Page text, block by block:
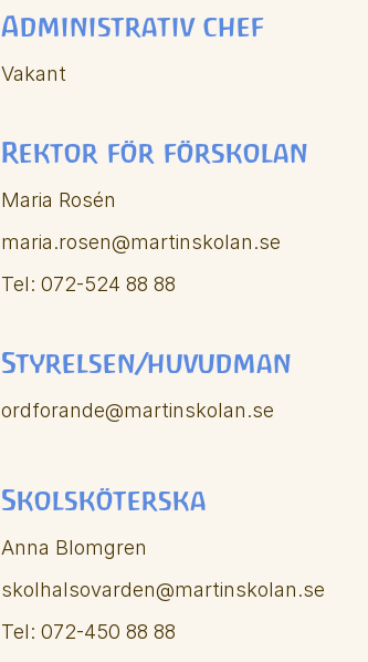
Administrativ chef
Vakant
Rektor för förskolan
Maria Rosén
maria.rosen@martinskolan.se
Tel: 072-524 88 88
Styrelsen/huvudman
ordforande@martinskolan.se
Skolsköterska
Anna Blomgren
skolhalsovarden@martinskolan.se
Tel: 072-450 88 88